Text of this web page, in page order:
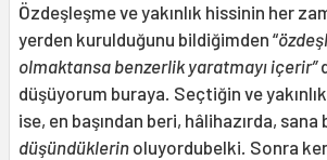
Özdeşleşme ve yakınlık hissinin her
yerden kurulduğunu bildiğimden “
olmaktansa benzerlik yaratmayı içerir”
düşüyorum buraya. Seçtiğin ve
ise, en başından beri, hâlihazırda,
düşündüklerin oluyordubelki. Sonra